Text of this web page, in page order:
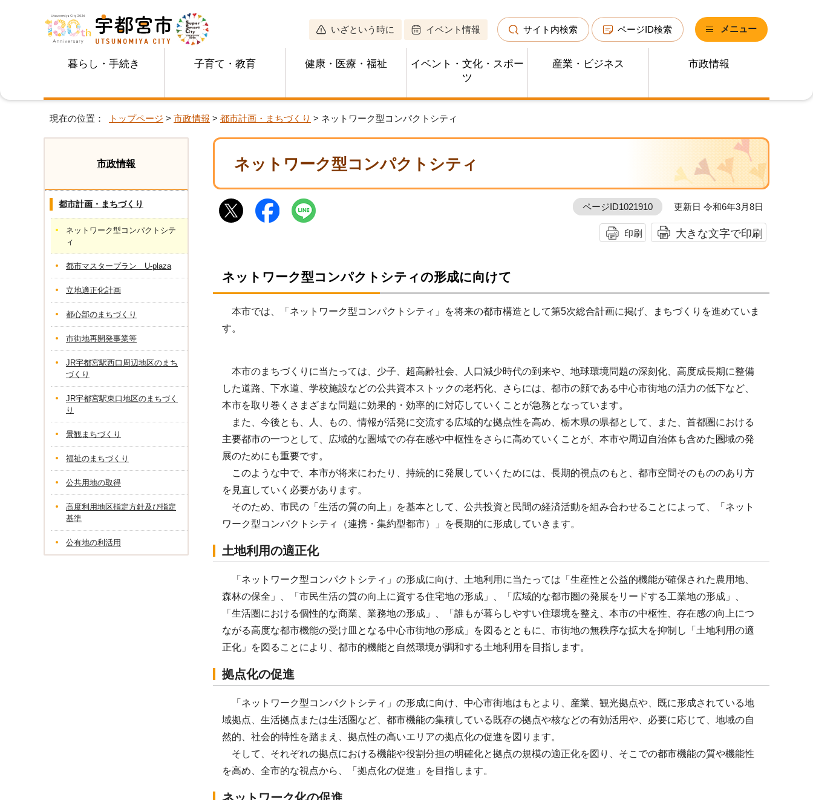
いざという時に イベント情報 サイト内検索 ページID検索 メニュー
暮らし・手続き 子育て・教育 健康・医療・福祉
イベント・文化・スポー
ツ
産業・ビジネス 市政情報
現在の位置： トップページ > 市政情報 > 都市計画・まちづくり > ネットワーク型コンパクトシティ
ネットワーク型コンパクトシティ
ページID1021910 更新日 令和6年3月8日
印刷 大きな文字で印刷
ネットワーク型コンパクトシティの形成に向けて
本市では、「ネットワーク型コンパクトシティ」を将来の都市構造として第5次総合計画に掲げ、まちづくりを進めていま
す。
本市のまちづくりに当たっては、少子、超高齢社会、人口減少時代の到来や、地球環境問題の深刻化、高度成長期に整備
した道路、下水道、学校施設などの公共資本ストックの老朽化、さらには、都市の顔である中心市街地の活力の低下など、
本市を取り巻くさまざまな問題に効果的・効率的に対応していくことが急務となっています。
また、今後とも、人、もの、情報が活発に交流する広域的な拠点性を高め、栃木県の県都として、また、首都圏における
主要都市の一つとして、広域的な圏域での存在感や中枢性をさらに高めていくことが、本市や周辺自治体も含めた圏域の発
展のためにも重要です。
このような中で、本市が将来にわたり、持続的に発展していくためには、長期的視点のもと、都市空間そのもののあり方
を見直していく必要があります。
そのため、市民の「生活の質の向上」を基本として、公共投資と民間の経済活動を組み合わせることによって、「ネット
ワーク型コンパクトシティ（連携・集約型都市）」を長期的に形成していきます。
土地利用の適正化
「ネットワーク型コンパクトシティ」の形成に向け、土地利用に当たっては「生産性と公益的機能が確保された農用地、
森林の保全」、「市民生活の質の向上に資する住宅地の形成」、「広域的な都市圏の発展をリードする工業地の形成」、
「生活圏における個性的な商業、業務地の形成」、「誰もが暮らしやすい住環境を整え、本市の中枢性、存在感の向上につ
ながる高度な都市機能の受け皿となる中心市街地の形成」を図るとともに、市街地の無秩序な拡大を抑制し「土地利用の適
正化」を図ることにより、都市的機能と自然環境が調和する土地利用を目指します。
拠点化の促進
「ネットワーク型コンパクトシティ」の形成に向け、中心市街地はもとより、産業、観光拠点や、既に形成されている地
域拠点、生活拠点または生活圏など、都市機能の集積している既存の拠点や核などの有効活用や、必要に応じて、地域の自
然的、社会的特性を踏まえ、拠点性の高いエリアの拠点化の促進を図ります。
そして、それぞれの拠点における機能や役割分担の明確化と拠点の規模の適正化を図り、そこでの都市機能の質や機能性
を高め、全市的な視点から、「拠点化の促進」を目指します。
市政情報
都市計画・まちづくり
ネットワーク型コンパクトシテ
ィ
都市マスタープラン U-plaza
立地適正化計画
都心部のまちづくり
市街地再開発事業等
JR宇都宮駅西口周辺地区のまち
づくり
JR宇都宮駅東口地区のまちづく
り
景観まちづくり
福祉のまちづくり
公共用地の取得
高度利用地区指定方針及び指定
基準
公有地の利活用